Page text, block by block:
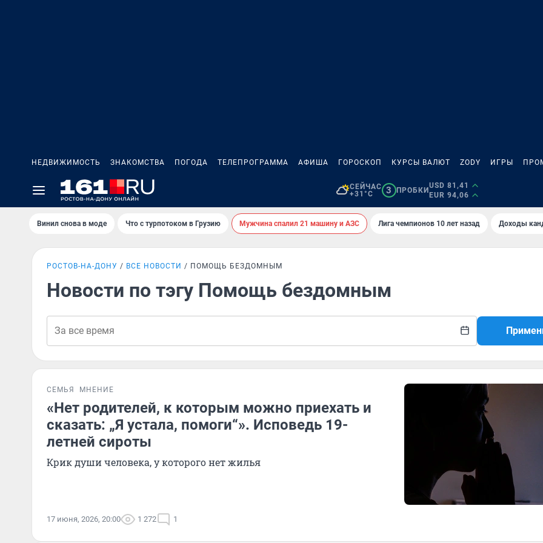
НЕДВИЖИМОСТЬ ЗНАКОМСТВА ПОГОДА ТЕЛЕПРОГРАММА АФИША ГОРОСКОП КУРСЫ ВАЛЮТ ZODY ИГРЫ
СЕЙЧАС
+31°C
3 ПРОБКИ
USD 81,41
EUR 94,06
Винил снова в моде Что с турпотоком в Грузию Мужчина спалил 21 машину и АЗС Лига чемпионов 10 лет назад Доходы
РОСТОВ-НА-ДОНУ ВСЕ НОВОСТИ ПОМОЩЬ БЕЗДОМНЫМ
Новости по тэгу Помощь бездомным
СЕМЬЯ МНЕНИЕ
«Нет родителей, к которым можно приехать и
сказать: „Я устала, помоги“». Исповедь 19-
летней сироты
Крик души человека, у которого нет жилья
17 июня, 2026, 20:00 1 272 1